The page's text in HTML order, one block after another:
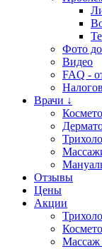
Фото
Видео
FAQ -
Врачи ↓
Отзывы
Цены
Акции
Массаж